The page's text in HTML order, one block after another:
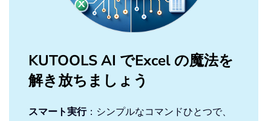
KUTOOLS AI でExcel の魔法を
解き放ちましょう
スマート実行：シンプルなコマンドひとつで、